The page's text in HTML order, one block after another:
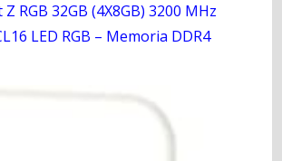
RGB 32GB (4X8GB) 3200 MHz
LED RGB – Memoria DDR4